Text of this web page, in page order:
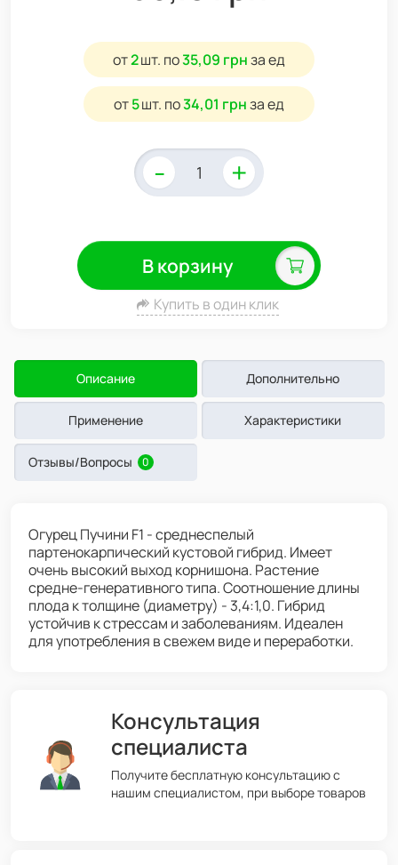
от2шт. по35,09 грнза ед
от5шт. по34,01 грнза ед
- +
В корзину
Купить в один клик
Описание Дополнительно
Применение Характеристики
Отзывы/Вопросы 0
Огурец Пучини F1 - среднеспелый
партенокарпический кустовой гибрид. Имеет
очень высокий выход корнишона. Растение
средне-генеративного типа. Соотношение длины
плода к толщине (диаметру) - 3,4:1,0. Гибрид
устойчив к стрессам и заболеваниям. Идеален
для употребления в свежем виде и переработки.
Консультация
специалиста
Получите бесплатную консультацию с
нашим специалистом, при выборе товаров